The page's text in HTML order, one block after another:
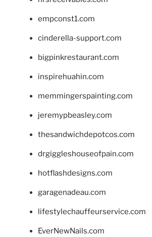
empconst1.com
cinderella-support.com
bigpinkrestaurant.com
inspirehuahin.com
memmingerspainting.com
jeremypbeasley.com
thesandwichdepotcos.com
drgiggleshouseofpain.com
hotflashdesigns.com
garagenadeau.com
lifestylechauffeurservice.com
EverNewNails.com